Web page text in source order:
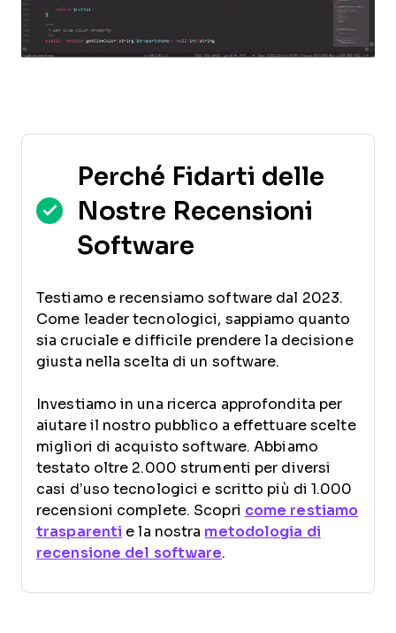
Perché Fidarti delle
Nostre Recensioni
Software
Testiamo e recensiamo software dal 2023.
Come leader tecnologici, sappiamo quanto
sia cruciale e difficile prendere la decisione
giusta nella scelta di un software.
Investiamo in una ricerca approfondita per
aiutare il nostro pubblico a effettuare scelte
migliori di acquisto software. Abbiamo
testato oltre 2.000 strumenti per diversi
casi d’uso tecnologici e scritto più di 1.000
recensioni complete. Scopri come restiamo
trasparenti e la nostra metodologia di
recensione del software.